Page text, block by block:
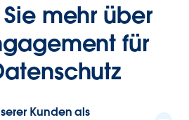
mehr über
für
Kunden als